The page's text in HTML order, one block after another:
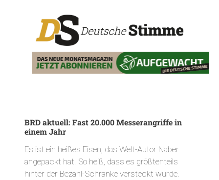
BRD aktuell: Fast 20.000 Messerangriffe in
einem Jahr
Es ist ein heißes Eisen, das Welt-Autor Naber
angepackt hat. So heiß, dass es größtenteils
hinter der Bezahl-Schranke versteckt wurde.